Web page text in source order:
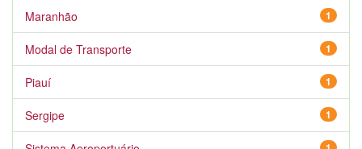
1
Maranhão
1
Modal de Transporte
1
Piauí
1
Sergipe